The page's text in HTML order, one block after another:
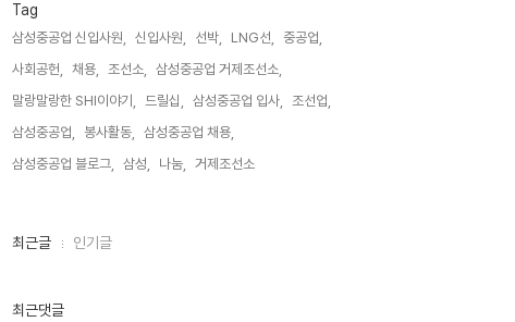
Tag
삼성중공업 신입사원, 신입사원, 선박, LNG선,
중공업,
사회공헌,
채용, 조선소,
삼성중공업 거제조선소,
말랑말랑한 SHI이야기,
드릴십, 삼성중공업 입사,
조선업,
삼성중공업,
봉사활동,
삼성중공업 채용,
삼성중공업 블로그,
삼성, 나눔, 거제조선소,
최
인
최근글 인기글
최근댓글